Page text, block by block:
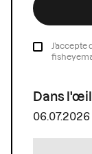
Dans
06.07.2026